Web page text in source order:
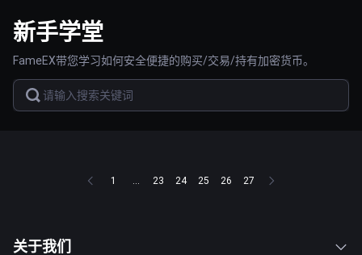
新手学堂
FameEX带您学习如何安全便捷的购买/交易/持有加密货币。
1 ... 23 24 25 26 27
关于我们